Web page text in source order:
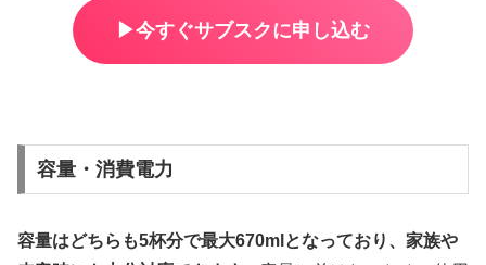
▶︎今すぐサブスクに申し込む
容量・消費電力
容量はどちらも5杯分で最大670mlとなっており、家族や